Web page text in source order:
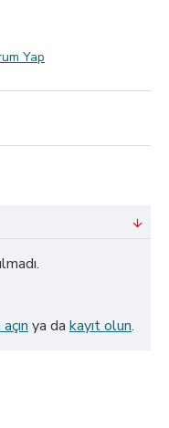
Yap
ya da kayıt olun.